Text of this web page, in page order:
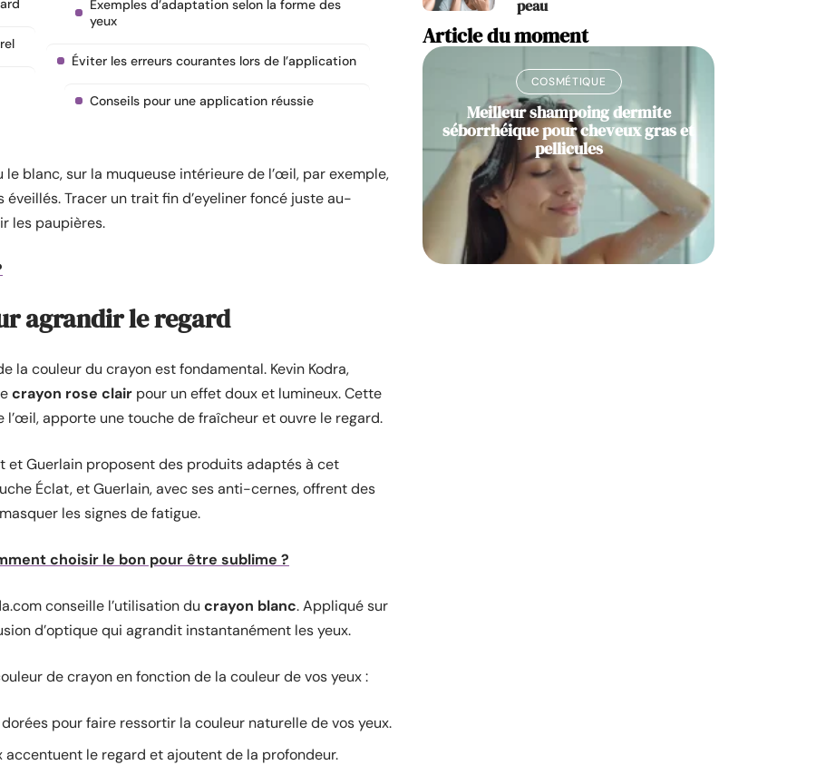
Exemples d’adaptation selon la forme des
yeux
Éviter les erreurs courantes lors de l’application
Conseils pour une application réussie
blanc, sur la muqueuse intérieure de l’œil, par exemple,
éveillés. Tracer un trait fin d’eyeliner foncé juste au-
les paupières.
agrandir le regard
la couleur du crayon est fondamental. Kevin Kodra,
crayon rose clair pour un effet doux et lumineux. Cette
apporte une touche de fraîcheur et ouvre le regard.
et Guerlain proposent des produits adaptés à cet
Éclat, et Guerlain, avec ses anti-cernes, offrent des
les signes de fatigue.
choisir le bon pour être sublime ?
conseille l’utilisation du crayon blanc. Appliqué sur
d’optique qui agrandit instantanément les yeux.
de crayon en fonction de la couleur de vos yeux :
pour faire ressortir la couleur naturelle de vos yeux.
accentuent le regard et ajoutent de la profondeur.
peau
Article du moment
COSMÉTIQUE
Meilleur shampoing dermite
séborrhéique pour cheveux gras et
pellicules